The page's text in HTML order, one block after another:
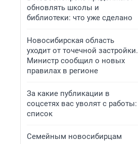
обновлять школы и
библиотеки: что уже сделано
Новосибирская область
уходит от точечной застройки.
Министр сообщил о новых
правилах в регионе
За какие публикации в
соцсетях вас уволят с работы:
список
Семейным новосибирцам